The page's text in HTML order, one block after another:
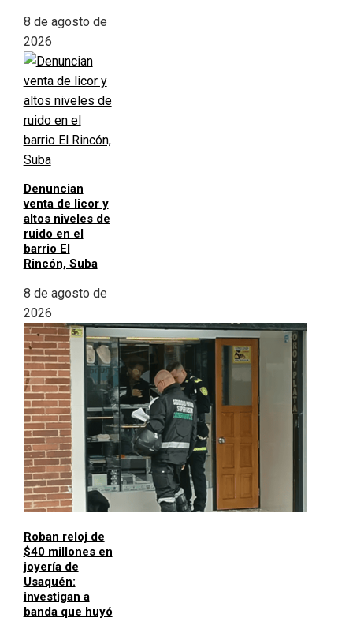
8 de agosto de
2026
Denuncian
venta de licor y
altos niveles de
ruido en el
barrio El
Rincón, Suba
8 de agosto de
2026
Roban reloj de
$40 millones en
joyería de
Usaquén:
investigan a
banda que huyó